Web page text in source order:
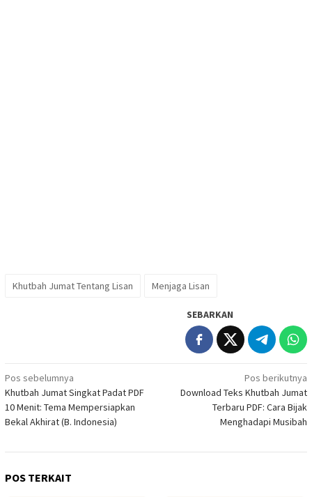
Khutbah Jumat Tentang Lisan Menjaga Lisan
SEBARKAN
Navigasi
pos
Pos sebelumnya
Khutbah Jumat Singkat Padat PDF
10 Menit: Tema Mempersiapkan
Bekal Akhirat (B. Indonesia)
Pos berikutnya
Download Teks Khutbah Jumat
Terbaru PDF: Cara Bijak
Menghadapi Musibah
POS TERKAIT